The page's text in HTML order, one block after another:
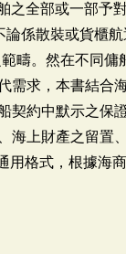
全部或一部予
係散裝或貨櫃
疇。然在不同傭
求，本書結合
約中默示之保
上財產之留置
格式，根據海